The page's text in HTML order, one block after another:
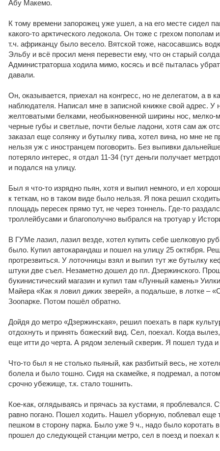
Абу Макемо.
К тому времени запорожец уже ушел, а на его месте сидел
какого-то арктического ледокола. Он тоже с грехом пополам
т.ч. африканцу было весело. Вятской тоже, насосавшись
Эльбу и всё просил меня перевести ему, что он старый
Администраторша ходила мимо, косясь и всё пыталась
давали.
Он, оказывается, приехал на конгресс, но не делегатом, а в
наблюдателя. Написал мне в записной книжке свой адрес. У
желтоватыми белками, необыкновенной ширины нос, мелко-
черные губы и светлые, почти белые ладони, хотя сам аж
заказал еще солянку и бутылку пива, хотел вина, но мне не
нельзя уж с иностранцем поговорить. Без выпивки
потеряло интерес, я отдал 11-34 (тут деньги получает
и подался на улицу.
Был я что-то изрядно пьян, хотя и выпил немного, и ел
к теткам, но в таком виде было нельзя. Я пока решил
площадь пересек прямо тут, не через тоннель. Где-то
троллейбусами и благополучно выбрался на тротуар у
В ГУМе лазил, лазил везде, хотел купить себе шелковую
было. Купил автокарандаш и пошел на улицу 25 октября.
протрезвиться. У лоточницы взял и выпил тут же бутылку
штуки две съел. Незаметно дошел до пл. Дзержинского.
букинистический магазин и купил там «Лунный камень»
Майера «Как я ловил диких зверей», а подальше, в лотке –
Зоопарке. Потом пошёл обратно.
Дойдя до метро «Дзержинская», решил поехать в парк
отдохнуть и принять божеский вид. Сел, поехал. Когда
еще итти до черта. А рядом зеленый скверик. Я пошел туда и
Что-то был я не столько пьяный, как разбитый весь, не
болела и было тошно. Сидя на скамейке, я подремал, а
срочно убежище, т.к. стало тошнить.
Кое-как, оглядываясь и прячась за кустами, я проблевался.
равно погано. Пошел ходить. Нашел уборную, поблевал
пешком в сторону парка. Было уже 9 ч., надо было коротать
прошел до следующей станции метро, сел в поезд и поехал к